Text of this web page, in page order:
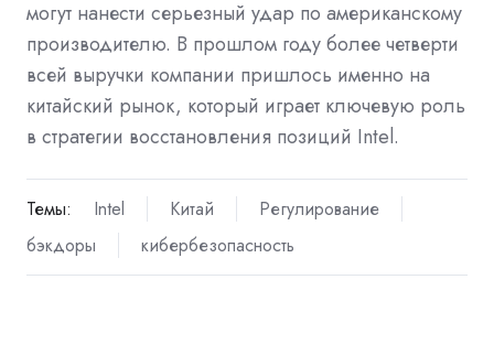
могут нанести серьезный удар по американскому
производителю. В прошлом году более четверти
всей выручки компании пришлось именно на
китайский рынок, который играет ключевую роль
в стратегии восстановления позиций Intel.
Темы: Intel Китай
Регулирование
бэкдоры
кибербезопасность